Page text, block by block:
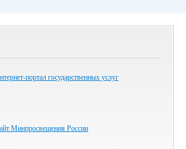
портал государственных услуг
Минпросвещения России